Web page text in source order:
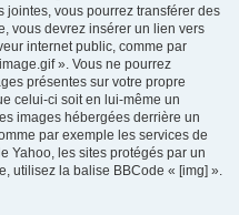
jointes, vous pourrez transférer des
vous devrez insérer un lien vers
internet public, comme par
». Vous ne pourrez
présentes sur votre propre
celui-ci soit en lui-même un
images hébergées derrière un
par exemple les services de
Yahoo, les sites protégés par un
utilisez la balise BBCode « [img] ».